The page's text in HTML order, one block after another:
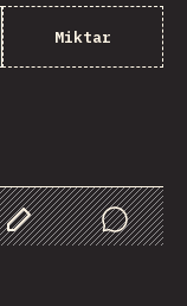
Miktar
Customize Data
Comments